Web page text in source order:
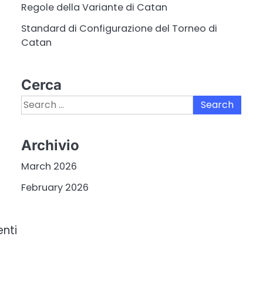
Regole della Variante di Catan
Standard di Configurazione del Torneo di
Catan
Cerca
Search
for:
Archivio
March 2026
February 2026